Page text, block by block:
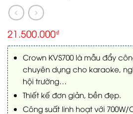
21.500.000₫
Crown KVS700 là mẫu đẩy
chuyên dụng cho karaoke,
hội trường…
Thiết kế đơn giản, bền đẹp.
Công suất linh hoạt với 700W/